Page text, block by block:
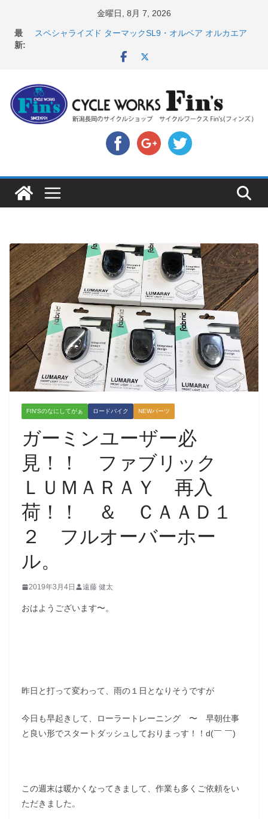
金曜日, 8月 7, 2026
最
新:
バイクなど（２０２６・７・１０ 現在）
ロ発表！ ＆ オンヨネ ウェア・アクセサリーセー
8月1・2日 YOELEO試乗会とオフ会開催！！ ＆
LAZER 最高峰ヘルメットが３０〜４０％OFF セール
店頭のセールバイク在庫 ロードバイク、MTB、クロス
バイクなど（２０２６・７・１７ 現在）
【 重要 】お支払いについて ＆ クロスバイクのカスタ
ムと、入荷してきました人気商品ピックアップ！
FIN'Sのなにしてがぁ ロードバイク NEWパーツ
ガーミンユーザー必
見！！ ファブリック
ＬＵＭＡＲＡＹ 再入
荷！！ ＆ ＣＡＡＤ１
２ フルオーバーホー
ル。
2019年3月4日 遠藤 健太
おはようございます〜。
昨日と打って変わって、雨の１日となりそうですが
今日も早起きして、ローラートレーニング 〜 早朝仕事
と良い形でスタートダッシュしておりまっす！！d(￣ ￣)
この週末は暖かくなってきまして、作業も多くご依頼をい
ただきました。